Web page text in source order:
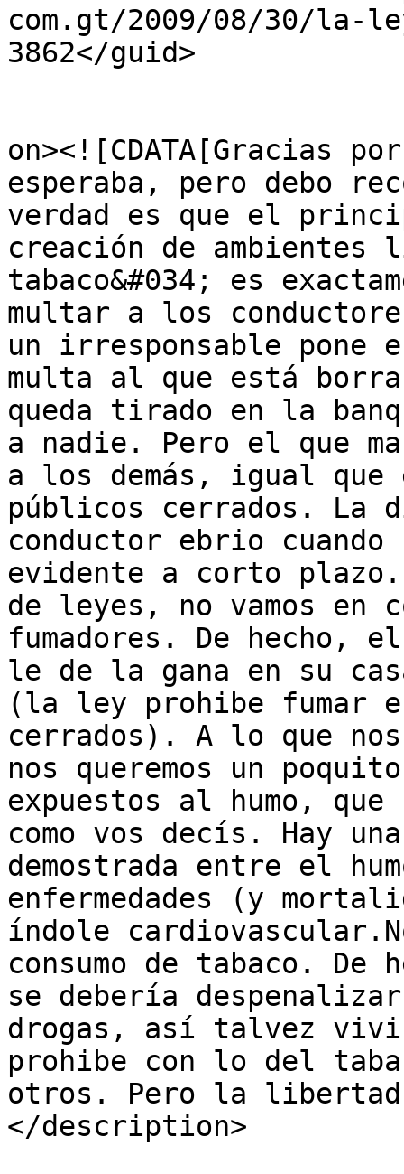
com.gt/2009/08/30/la-
3862</guid>
on><![CDATA[Gracias
esperaba, pero debo
verdad es que el
creación de ambientes
tabaco&#034; es
multar a los
un irresponsable pone
multa al que está
queda tirado en la
a nadie. Pero el que
a los demás, igual que
públicos cerrados. La
conductor ebrio cuando
evidente a corto
de leyes, no vamos
fumadores. De hecho,
le de la gana en su
(la ley prohibe fumar
cerrados). A lo que nos
nos queremos un
expuestos al humo,
como vos decís. Hay
demostrada entre el
enfermedades (y
índole
consumo de tabaco.
se debería
drogas, así talvez
prohibe con lo del
otros. Pero la
</description>